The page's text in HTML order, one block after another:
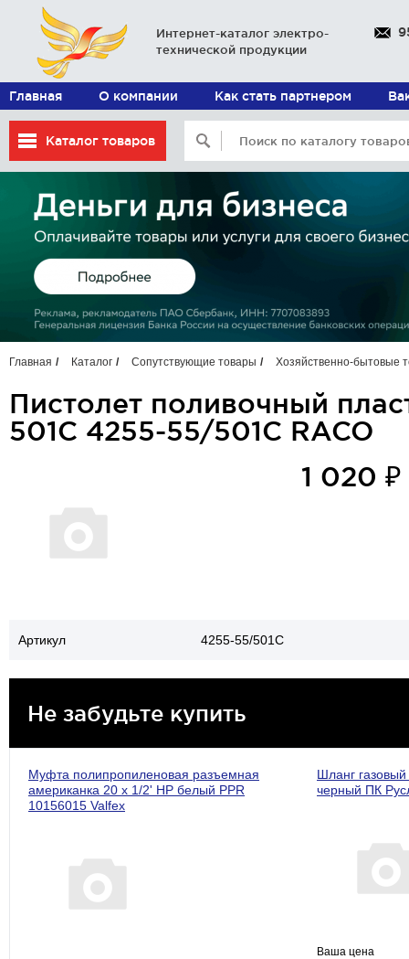
Интернет-каталог электро-
технической продукции
Главная О компании Как стать партнером
Каталог товаров
Главная Каталог Сопутствующие товары Хозяйственно-бытовые
Пистолет поливочный
501C 4255-55/501C RACO
1 020 ₽
Артикул 4255-55/501C
Не забудьте купить
Муфта полипропиленовая разъемная
американка 20 х 1/2' НP белый PPR
10156015 Valfex
Шланг
черный ПК
Ваша цена